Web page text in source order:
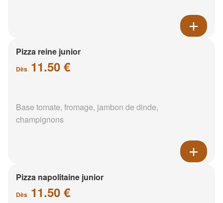
Pizza reine junior
Dès 11.50 €
Base tomate, fromage, jambon de dinde,
champignons
Pizza napolitaine junior
Dès 11.50 €